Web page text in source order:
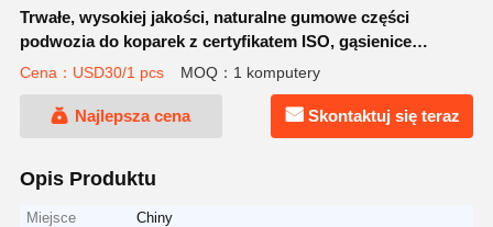
Trwałe, wysokiej jakości, naturalne gumowe części
podwozia do koparek z certyfikatem ISO, gąsienice
gumowe
Cena：USD30/1 pcs MOQ：1 komputery
Najlepsza cena Skontaktuj się teraz
Opis Produktu
Miejsce
Chiny